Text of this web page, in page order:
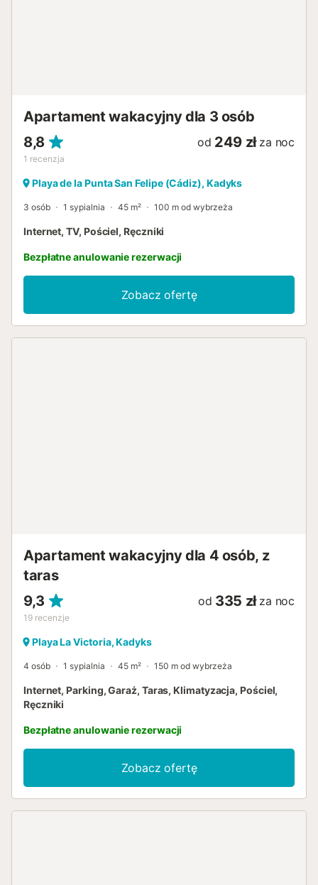
Apartament wakacyjny dla 3 osób
8,8
1 recenzja
od 249 zł za noc
Playa de la Punta San Felipe (Cádiz), Kadyks
3 osób 1 sypialnia 45 m² 100 m od wybrzeża
Internet, TV, Pościel, Ręczniki
Bezpłatne anulowanie rezerwacji
Zobacz ofertę
Apartament wakacyjny dla 4 osób, z
taras
9,3
19 recenzje
od 335 zł za noc
Playa La Victoria, Kadyks
4 osób 1 sypialnia 45 m² 150 m od wybrzeża
Internet, Parking, Garaż, Taras, Klimatyzacja, Pościel,
Ręczniki
Bezpłatne anulowanie rezerwacji
Zobacz ofertę